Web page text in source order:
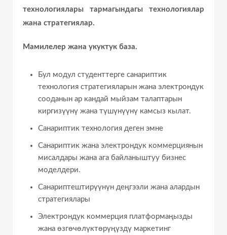
технологиялары тармагындагы технологиялар
жана стратегиялар.
Мамилелер жана укуктук база.
Бул модул студенттерге санариптик
технология стратегияларын жана электрондук
сооданын ар кандай мыйзам талаптарын
киргизүүнү жана түшүнүүнү камсыз кылат.
Санариптик технология деген эмне
Санариптик жана электрондук коммерциянын
мисалдары жана ага байланыштуу бизнес
моделдери.
Санариптештирүүнүн деңгээли жана алардын
стратегиялары
Электрондук коммерция платформаңызды
жана өзгөчөлүктөрүңүздү маркетинг